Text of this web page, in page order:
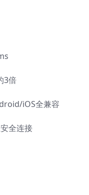
3倍
iOS全兼容
全连接